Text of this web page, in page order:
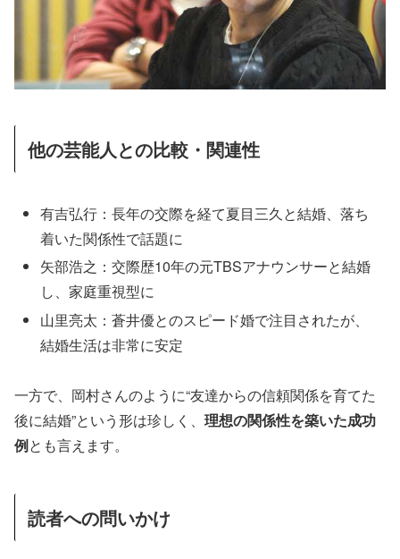
他の芸能人との比較・関連性
有吉弘行：長年の交際を経て夏目三久と結婚、落ち
着いた関係性で話題に
矢部浩之：交際歴10年の元TBSアナウンサーと結婚
し、家庭重視型に
山里亮太：蒼井優とのスピード婚で注目されたが、
結婚生活は非常に安定
一方で、岡村さんのように“友達からの信頼関係を育てた
後に結婚”という形は珍しく、 理想の関係性を築いた成功
例とも言えます。
読者への問いかけ